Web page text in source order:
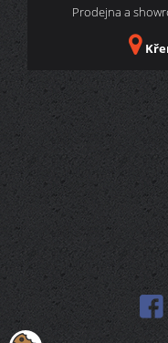
Prodejna a